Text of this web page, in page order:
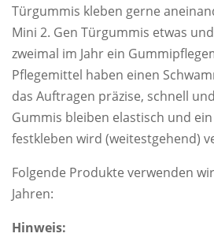
Türgummis kleben gerne
Mini 2. Gen Türgummis etwas
zweimal im Jahr ein
Pflegemittel haben einen
das Auftragen präzise, schnell
Gummis bleiben elastisch und
festkleben wird (weitestgehend)
Folgende Produkte verwenden
Jahren:
Hinweis: